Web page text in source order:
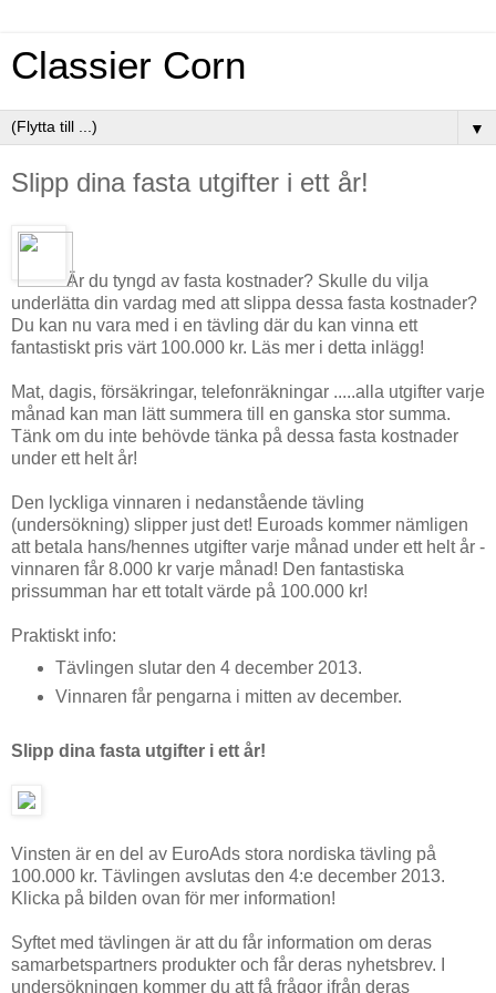
Classier Corn
▼
Slipp dina fasta utgifter i ett år!
Är du tyngd av fasta kostnader? Skulle du vilja
underlätta din vardag med att slippa dessa fasta kostnader?
Du kan nu vara med i en tävling där du kan vinna ett
fantastiskt pris värt 100.000 kr. Läs mer i detta inlägg!
Mat, dagis, försäkringar, telefonräkningar .....alla utgifter varje
månad kan man lätt summera till en ganska stor summa.
Tänk om du inte behövde tänka på dessa fasta kostnader
under ett helt år!
Den lyckliga vinnaren i nedanstående tävling
(undersökning) slipper just det! Euroads kommer nämligen
att betala hans/hennes utgifter varje månad under ett helt år -
vinnaren får 8.000 kr varje månad! Den fantastiska
prissumman har ett totalt värde på 100.000 kr!
Praktiskt info:
Tävlingen slutar den 4 december 2013.
Vinnaren får pengarna i mitten av december.
Slipp dina fasta utgifter i ett år!
Vinsten är en del av EuroAds stora nordiska tävling på
100.000 kr. Tävlingen avslutas den 4:e december 2013.
Klicka på bilden ovan för mer information!
Syftet med tävlingen är att du får information om deras
samarbetspartners produkter och får deras nyhetsbrev. I
undersökningen kommer du att få frågor ifrån deras